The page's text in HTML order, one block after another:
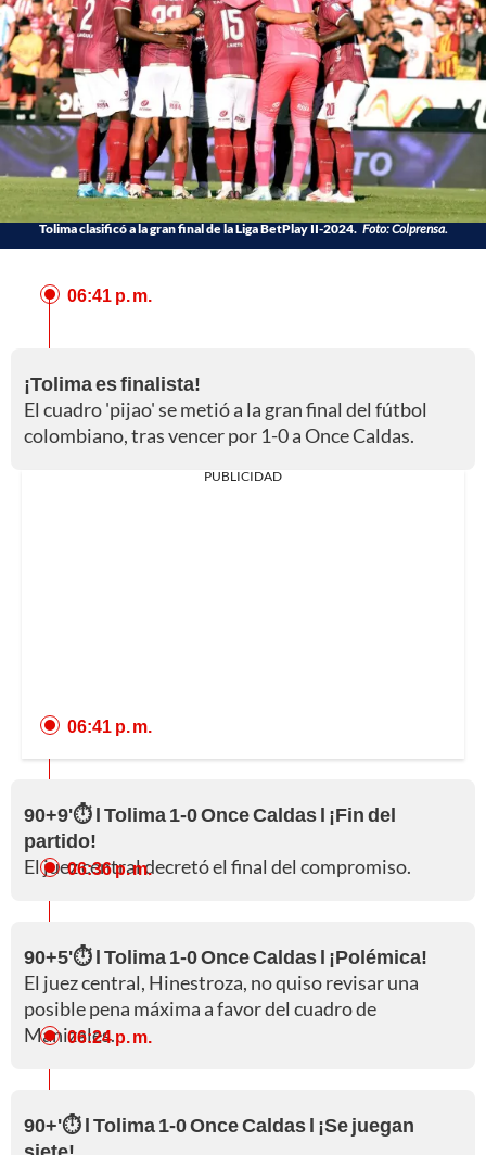
Tolima clasificó a la gran final de la Liga BetPlay II-2024. Foto: Colprensa.
06:41 p. m.
¡Tolima es finalista!
El cuadro 'pijao' se metió a la gran final del fútbol
colombiano, tras vencer por 1-0 a Once Caldas.
PUBLICIDAD
06:41 p. m.
90+9'⏱️ l Tolima 1-0 Once Caldas l ¡Fin del
partido!
El juez central decretó el final del compromiso.
06:36 p. m.
90+5'⏱️ l Tolima 1-0 Once Caldas l ¡Polémica!
El juez central, Hinestroza, no quiso revisar una
posible pena máxima a favor del cuadro de
Manizales.
06:24 p. m.
90+'⏱️ l Tolima 1-0 Once Caldas l ¡Se juegan